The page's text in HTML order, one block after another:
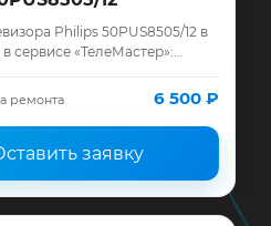
Philips 50PUS8505/12 в
сервисе «ТелеМастер»:
и гарантия до 12
ремонта 6 500 ₽
заявку